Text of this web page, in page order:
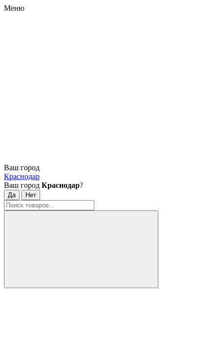
Меню
Ваш город
Краснодар
Ваш город Краснодар?